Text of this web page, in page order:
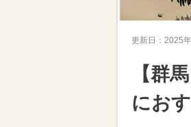
更新日： 2025
【群
にお